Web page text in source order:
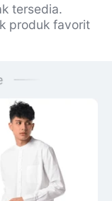
tersedia.
produk favorit